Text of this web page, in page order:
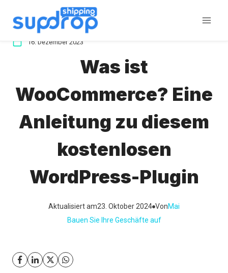
Inhalt
16. Dezember 2023
Was ist
WooCommerce? Eine
Anleitung zu diesem
kostenlosen
WordPress-Plugin
Aktualisiert am23. Oktober 2024 VonMai
Bauen Sie Ihre Geschäfte auf